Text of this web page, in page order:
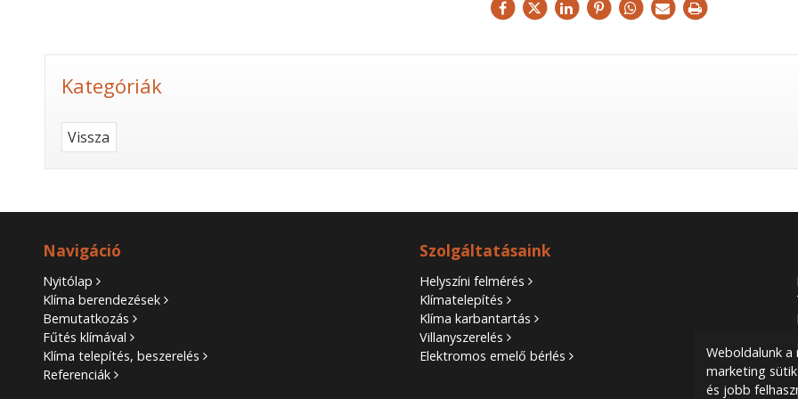
Kategóriák
Vissza
Navigáció
Nyitólap
Klíma berendezések
Bemutatkozás
Fűtés klímával
Klíma telepítés, beszerelés
Referenciák
Szolgáltatásaink
Helyszíni felmérés
Klímatelepítés
Klíma karbantartás
Villanyszerelés
Elektromos emelő bérlés
Weboldalunk
marketing
és jobb